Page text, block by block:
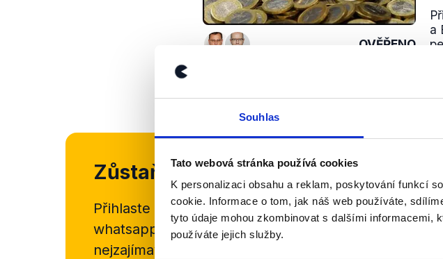
Souhlas
Tato webová stránka používá cookies
K personalizaci obsahu a reklam, poskytování funkcí
cookie. Informace o tom, jak náš web používáte,
tyto údaje mohou zkombinovat s dalšími informacemi,
používáte jejich služby.
OVĚŘENO
a
Zůstaňme v kontaktu
Přihlaste se k odběru našehonewsletteru nebo
whatsappového kanálu, kde pravidelně přinášíme
nejzajímavějších článků a analýz. Začněte nás